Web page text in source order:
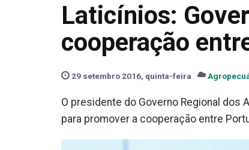
Laticínios:
cooperação
29 setembro 2016, quinta-feira
O presidente do Governo Regional
para promover a cooperação entre